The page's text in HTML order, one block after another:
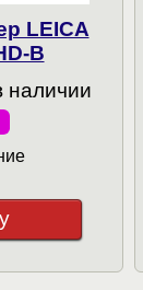
LEICA
B
наличии